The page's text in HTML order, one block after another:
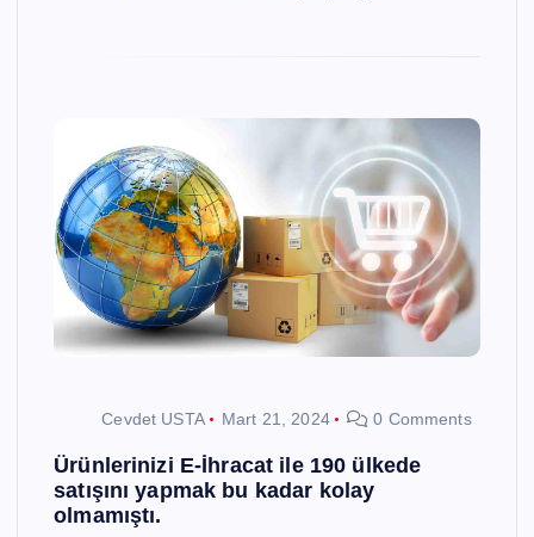
Cevdet USTA Mart 21, 2024 0 Comments
Ürünlerinizi E-İhracat ile 190 ülkede
satışını yapmak bu kadar kolay
olmamıştı.